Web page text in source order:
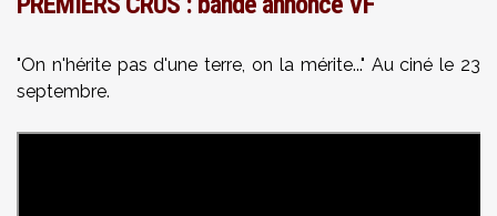
"On n'hérite pas d'une terre, on la mérite..." Au ciné le 23
septembre.